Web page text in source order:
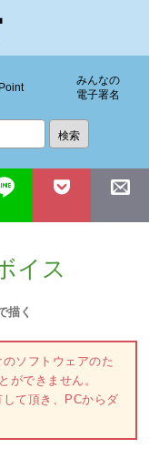
みんなの
電子署名
イス
描く
ソフトウェアのた
ができません。
て頂き、PCからダ